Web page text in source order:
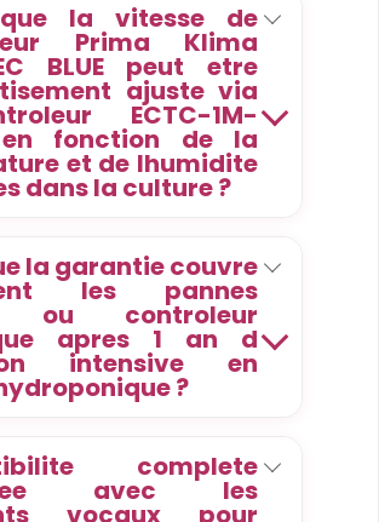
la vitesse de
Prima Klima
BLUE peut etre
ajuste via
ECTC-1M-
fonction de la
et de lhumidite
dans la culture ?
la garantie couvre
les pannes
ou controleur
apres 1 an d
intensive en
?
complete
avec les
vocaux pour